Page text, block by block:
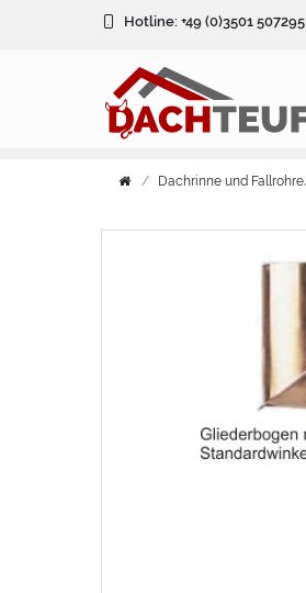
Hotline: +49 (0)3501 507295
Dachrinne und Fallrohre